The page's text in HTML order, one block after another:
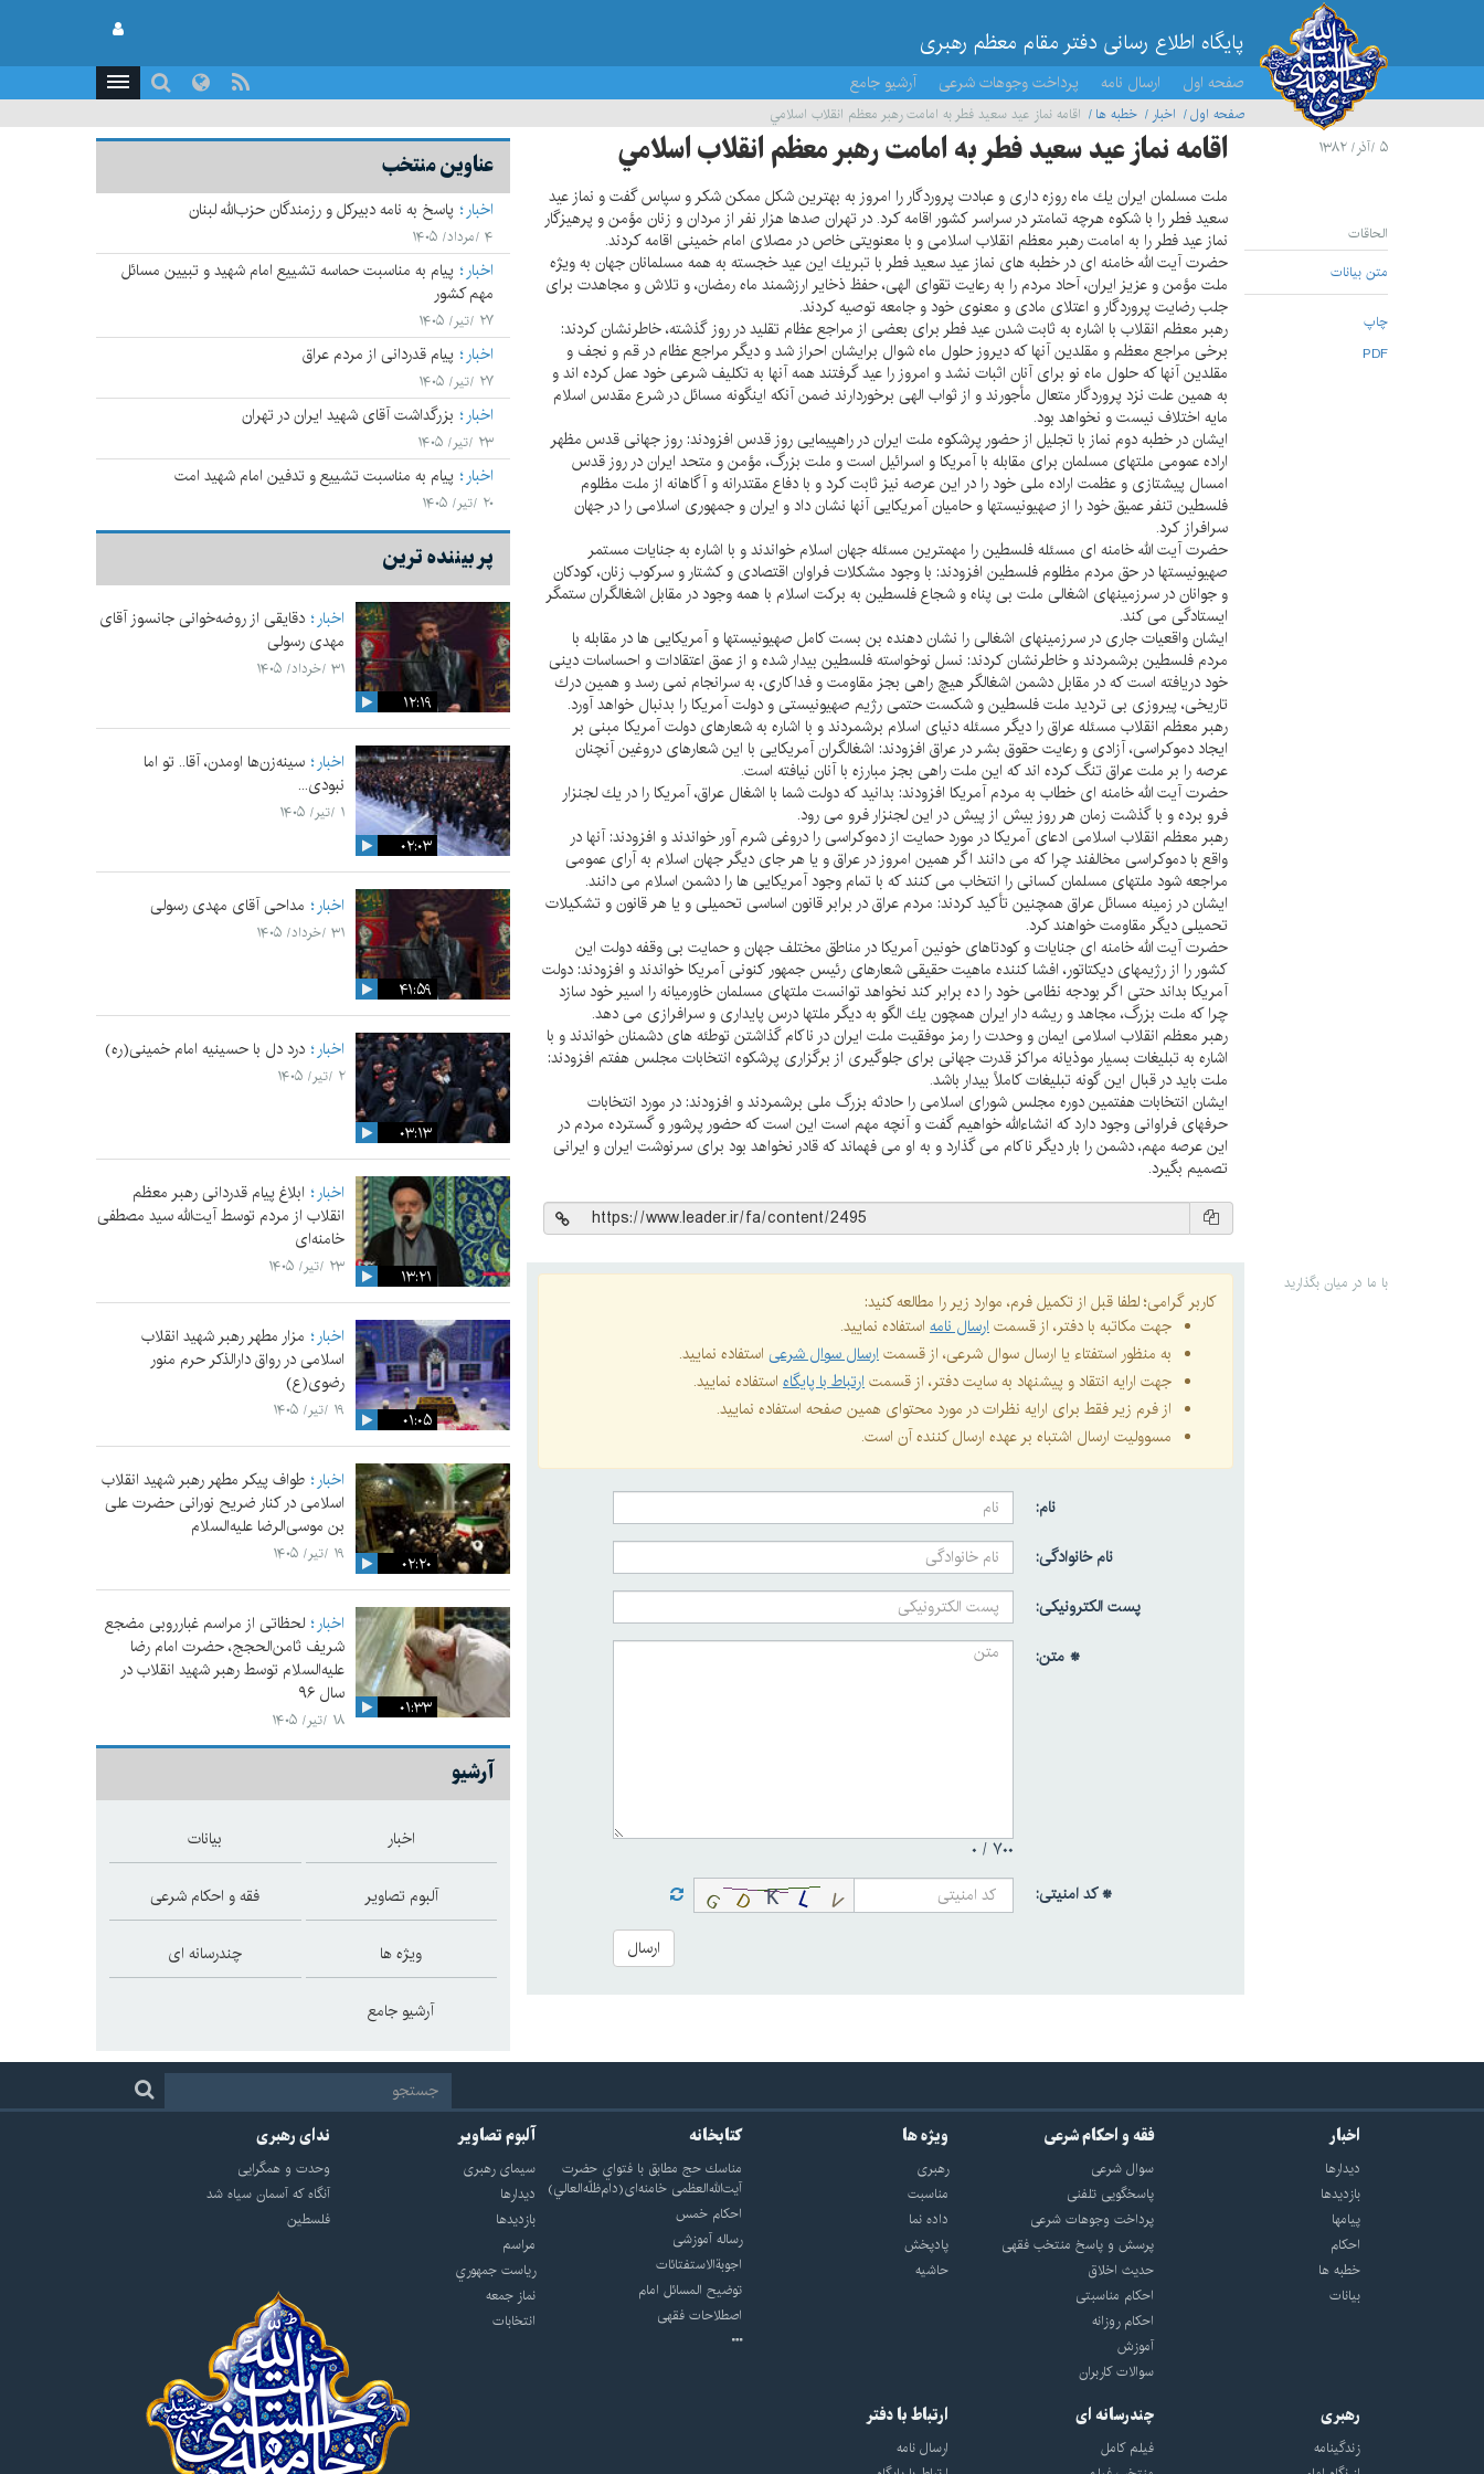
پایگاه اطلاع رسانی دفتر مقام معظم رهبری
صفحه اول ارسال نامه پرداخت وجوهات شرعی آرشیو جامع
صفحه اول اخبار خطبه ها
اقامه نماز عيد سعيد فطر به امامت رهبر معظم انقلاب اسلامي
۵ /آذر/ ۱۳۸۲
اقامه نماز عيد سعيد فطر به امامت رهبر معظم انقلاب اسلامي
الحاقات
متن بیانات
چاپ
PDF
ملت مسلمان ايران يك ماه روزه دارى و عبادت پروردگار را امروز به بهترين شكل ممكن شكر و سپاس گفت و نماز عيد
سعيد فطر را با شكوه هرچه تمامتر در سراسر كشور اقامه كرد. در تهران صدها هزار نفر از مردان و زنان مؤمن و پرهيزگار
نماز عيد فطر را به امامت رهبر معظم انقلاب اسلامى و با معنويتى خاص در مصلاى امام خمينى اقامه كردند.
حضرت آيت الله خامنه اى در خطبه هاى نماز عيد سعيد فطر با تبريك اين عيد خجسته به همه مسلمانان جهان به ويژه
ملت مؤمن و عزيز ايران، آحاد مردم را به رعايت تقواى الهى، حفظ ذخاير ارزشمند ماه رمضان، و تلاش و مجاهدت براى
جلب رضايت پروردگار و اعتلاى مادى و معنوى خود و جامعه توصيه كردند.
رهبر معظم انقلاب با اشاره به ثابت شدن عيد فطر براى بعضى از مراجع عظام تقليد در روز گذشته، خاطرنشان كردند:
برخى مراجع معظم و مقلدين آنها كه ديروز حلول ماه شوال برايشان احراز شد و ديگر مراجع عظام در قم و نجف و
مقلدين آنها كه حلول ماه نو براى آنان اثبات نشد و امروز را عيد گرفتند همه آنها به تكليف شرعى خود عمل كرده اند و
به همين علت نزد پروردگار متعال مأجورند و از ثواب الهى برخوردارند ضمن آنكه اينگونه مسائل در شرع مقدس اسلام
مايه اختلاف نيست و نخواهد بود.
ايشان در خطبه دوم نماز با تجليل از حضور پرشكوه ملت ايران در راهپيمايى روز قدس افزودند: روز جهانى قدس مظهر
اراده عمومى ملتهاى مسلمان براى مقابله با آمريكا و اسرائيل است و ملت بزرگ، مؤمن و متحد ايران در روز قدس
امسال پيشتازى و عظمت اراده ملى خود را در اين عرصه نيز ثابت كرد و با دفاع مقتدرانه و آگاهانه از ملت مظلوم
فلسطين تنفر عميق خود را از صهيونيستها و حاميان آمريكايى آنها نشان داد و ايران و جمهورى اسلامى را در جهان
سرافراز كرد.
حضرت آيت الله خامنه اى مسئله فلسطين را مهمترين مسئله جهان اسلام خواندند و با اشاره به جنايات مستمر
صهيونيستها در حق مردم مظلوم فلسطين افزودند: با وجود مشكلات فراوان اقتصادى و كشتار و سركوب زنان، كودكان
و جوانان در سرزمينهاى اشغالى ملت بى پناه و شجاع فلسطين به بركت اسلام با همه وجود در مقابل اشغالگران ستمگر
ايستادگى مى كند.
ايشان واقعيات جارى در سرزمينهاى اشغالى را نشان دهنده بن بست كامل صهيونيستها و آمريكايى ها در مقابله با
مردم فلسطين برشمردند و خاطرنشان كردند: نسل نوخواسته فلسطين بيدار شده و از عمق اعتقادات و احساسات دينى
خود دريافته است كه در مقابل دشمن اشغالگر هيچ راهى بجز مقاومت و فداكارى، به سرانجام نمى رسد و همين درك
تاريخى، پيروزى بى ترديد ملت فلسطين و شكست حتمى رژيم صهيونيستى و دولت آمريكا را بدنبال خواهد آورد.
رهبر معظم انقلاب مسئله عراق را ديگر مسئله دنياى اسلام برشمردند و با اشاره به شعارهاى دولت آمريكا مبنى بر
ايجاد دموكراسى، آزادى و رعايت حقوق بشر در عراق افزودند: اشغالگران آمريكايى با اين شعارهاى دروغين آنچنان
عرصه را بر ملت عراق تنگ كرده اند كه اين ملت راهى بجز مبارزه با آنان نيافته است.
حضرت آيت الله خامنه اى خطاب به مردم آمريكا افزودند: بدانيد كه دولت شما با اشغال عراق، آمريكا را در يك لجنزار
فرو برده و با گذشت زمان هر روز بيش از پيش در اين لجنزار فرو مى رود.
رهبر معظم انقلاب اسلامى ادعاى آمريكا در مورد حمايت از دموكراسى را دروغى شرم آور خواندند و افزودند: آنها در
واقع با دموكراسى مخالفند چرا كه مى دانند اگر همين امروز در عراق و يا هر جاى ديگر جهان اسلام به آراى عمومى
مراجعه شود ملتهاى مسلمان كسانى را انتخاب مى كنند كه با تمام وجود آمريكايى ها را دشمن اسلام مى دانند.
ايشان در زمينه مسائل عراق همچنين تأكيد كردند: مردم عراق در برابر قانون اساسى تحميلى و يا هر قانون و تشكيلات
تحميلى ديگر مقاومت خواهند كرد.
حضرت آيت الله خامنه اى جنايات و كودتاهاى خونين آمريكا در مناطق مختلف جهان و حمايت بى وقفه دولت اين
كشور را از رژيمهاى ديكتاتور، افشا كننده ماهيت حقيقى شعارهاى رئيس جمهور كنونى آمريكا خواندند و افزودند: دولت
آمريكا بداند حتى اگر بودجه نظامى خود را ده برابر كند نخواهد توانست ملتهاى مسلمان خاورميانه را اسير خود سازد
چرا كه ملت بزرگ، مجاهد و ريشه دار ايران همچون يك الگو به ديگر ملتها درس پايدارى و سرافرازى مى دهد.
رهبر معظم انقلاب اسلامى ايمان و وحدت را رمز موفقيت ملت ايران در ناكام گذاشتن توطئه هاى دشمنان خواندند و با
اشاره به تبليغات بسيار موذيانه مراكز قدرت جهانى براى جلوگيرى از برگزارى پرشكوه انتخابات مجلس هفتم افزودند:
ملت بايد در قبال اين گونه تبليغات كاملاً بيدار باشد.
ايشان انتخابات هفتمين دوره مجلس شوراى اسلامى را حادثه بزرگ ملى برشمردند و افزودند: در مورد انتخابات
حرفهاى فراوانى وجود دارد كه انشاءالله خواهيم گفت و آنچه مهم است اين است كه حضور پرشور و گسترده مردم در
اين عرصه مهم، دشمن را بار ديگر ناكام مى گذارد و به او مى فهماند كه قادر نخواهد بود براى سرنوشت ايران و ايرانى
تصميم بگيرد.
با ما در میان بگذارید
کاربر گرامی؛ لطفا قبل از تکمیل فرم، موارد زیر را مطالعه کنید:
جهت مکاتبه با دفتر، از قسمتارسال نامهاستفاده نمایید.
به منظور استفتاء یا ارسال سوال شرعی، از قسمتارسال سوال شرعیاستفاده نمایید.
جهت ارایه انتقاد و پیشنهاد به سایت دفتر، از قسمتارتباط با پایگاهاستفاده نمایید.
از فرم زیر فقط برای ارایه نظرات در مورد محتوای همین صفحه استفاده نمایید.
مسوولیت ارسال اشتباه بر عهده ارسال کننده آن است.
نام:
نام خانوادگی:
پست الکترونیکی:
* متن:
۷۰۰ /
۰
* کد امنیتی:
ارسال
عناوین منتخب
اخبار پاسخ به نامه دبیرکل و رزمندگان حزب‌الله لبنان
۴ /مرداد/ ۱۴۰۵
اخبار پیام به مناسبت حماسه تشییع امام شهید و تبیین مسائل
مهم کشور
۲۷ /تیر/ ۱۴۰۵
اخبار پیام قدردانی از مردم عراق
۲۷ /تیر/ ۱۴۰۵
اخبار بزرگداشت آقای شهید ایران در تهران
۲۳ /تیر/ ۱۴۰۵
اخبار پیام به مناسبت تشییع و تدفین امام شهید امت
۲۰ /تیر/ ۱۴۰۵
پر بیننده ترین
۱۲:۱۹
اخبار دقایقی از روضه‌خوانی جانسوز آقای
مهدی رسولی
۳۱ /خرداد/ ۱۴۰۵
۰۲:۰۳
اخبار سینه‌زن‌ها اومدن،‌ آقا.. تو اما
نبودی...
۱ /تیر/ ۱۴۰۵
۴۱:۵۹
اخبار مداحی آقای مهدی رسولی
۳۱ /خرداد/ ۱۴۰۵
۰۳:۱۳
اخبار درد دل با حسینیه امام خمینی(ره)
۲ /تیر/ ۱۴۰۵
۱۳:۲۱
اخبار ابلاغ پیام قدردانی رهبر معظم
انقلاب از مردم توسط آیت‌الله سید مصطفی
خامنه‌ای
۲۳ /تیر/ ۱۴۰۵
۰۱:۰۵
اخبار مزار مطهر رهبر شهید انقلاب
اسلامی در رواق دارالذکر حرم منور
رضوی(ع)
۱۹ /تیر/ ۱۴۰۵
۰۲:۲۰
اخبار طواف پیکر مطهر رهبر شهید انقلاب
اسلامی در کنار ضریح نورانی حضرت علی‌
بن موسی‌الرضا علیه‌السلام
۱۹ /تیر/ ۱۴۰۵
۰۱:۳۳
اخبار لحظاتی از مراسم غبارروبی مضجع
شریف ثامن‌الحجج، حضرت امام رضا
علیه‌السلام توسط رهبر شهید انقلاب در
سال ۹۶
۱۸ /تیر/ ۱۴۰۵
آرشیو
اخبار بیانات
آلبوم تصاویر فقه و احکام شرعی
ویژه ها چندرسانه ای
آرشیو جامع
اخبار
دیدارها
بازديدها
پيامها
احكام
خطبه ها
بیانات
فقه و احکام شرعی
سوال شرعی
پاسخگویی تلفنی
پرداخت وجوهات شرعی
پرسش و پاسخ منتخب فقهی
حدیث اخلاق
احکام مناسبتی
احکام روزانه
آموزش
سوالات کاربران
ویژه ها
رهبری
مناسبت
داده نما
پادپخش
حاشیه
کتابخانه
مناسك حج مطابق با فتواي حضرت
آيت‌الله‌العظمى خامنه‌اى(دام‌ظلّه‌العالي)
احکام خمس
رساله آموزشی
اجوبة‌الاستفتائات
توضيح المسائل امام
اصطلاحات فقهى
آلبوم تصاویر
سيماى رهبرى
ديدارها
بازديدها
مراسم
رياست جمهوري
نماز جمعه
انتخابات
ندای رهبری
وحدت و همگرایی
آنگاه که آسمان سیاه شد
فلسطین
رهبری
زندگینامه
چندرسانه ای
فیلم کامل
ارتباط با دفتر
ارسال نامه